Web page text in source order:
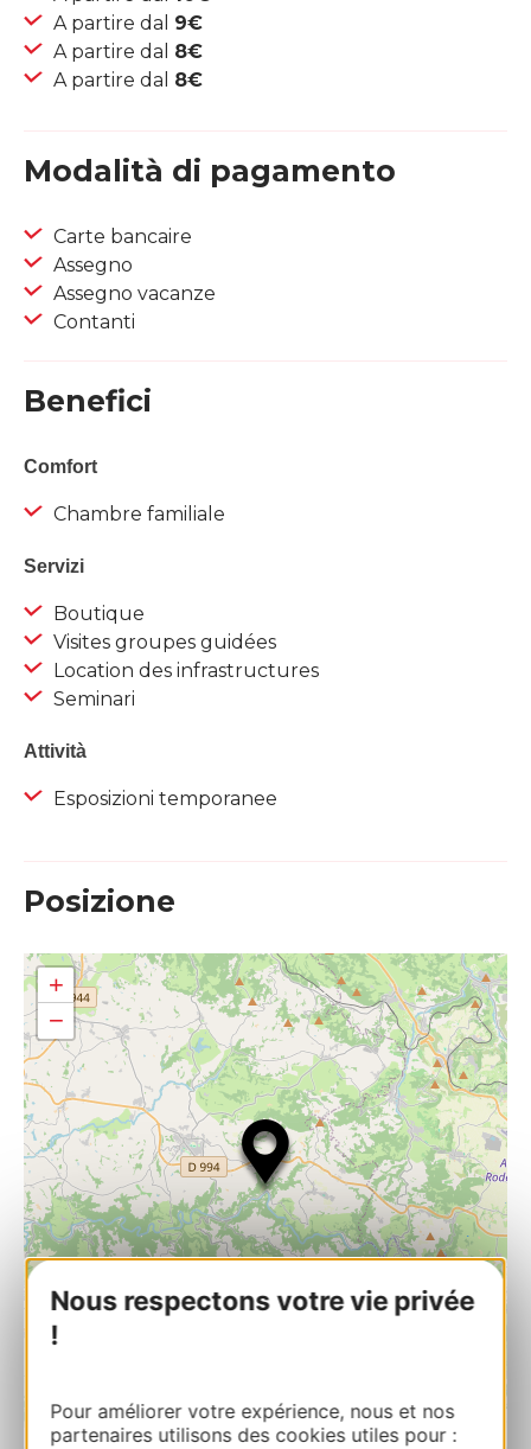
Nous respectons votre vie privée
!
Pour améliorer votre expérience, nous et nos
partenaires utilisons des cookies utiles pour :
A partire dal 9€
A partire dal 8€
A partire dal 8€
Modalità di pagamento
Carte bancaire
Assegno
Assegno vacanze
Contanti
Benefici
Comfort
Chambre familiale
Servizi
Boutique
Visites groupes guidées
Location des infrastructures
Seminari
Attività
Esposizioni temporanee
Posizione
+
−
Leaflet| Map data ©OpenStreetMap contributors